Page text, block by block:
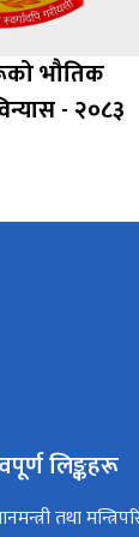
भौतिक
- २०८३
लिङ्कहरू
तथा